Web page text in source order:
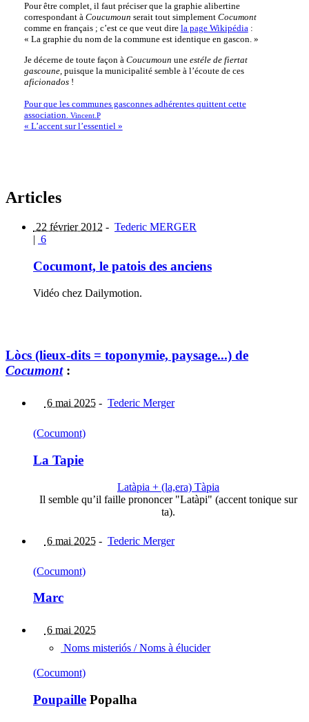
Pour être complet, il faut préciser que la graphie alibertine
correspondant à Coucumoun serait tout simplement Cocumont
comme en français ; c’est ce que veut dire la page Wikipédia:
« La graphie du nom de la commune est identique en gascon. »
Je décerne de toute façon à Coucumoun une estéle de fiertat
gascoune, puisque la municipalité semble à l’écoute de ces
aficionados!
Pour que les communes gasconnes adhérentes quittent cette
association. Vincent.P
« L’accent sur l’essentiel »
Articles
22 février 2012 - Tederic MERGER
| 6
Cocumont, le patois des anciens
Vidéo chez Dailymotion.
Lòcs (lieux-dits = toponymie, paysage...) de
Cocumont:
6 mai 2025 - Tederic Merger
(Cocumont)
La Tapie
Latàpia + (la,era) Tàpia
Il semble qu’il faille prononcer "Latàpi" (accent tonique sur
ta).
6 mai 2025 - Tederic Merger
(Cocumont)
Marc
6 mai 2025
Noms misteriós / Noms à élucider
(Cocumont)
Poupaille Popalha